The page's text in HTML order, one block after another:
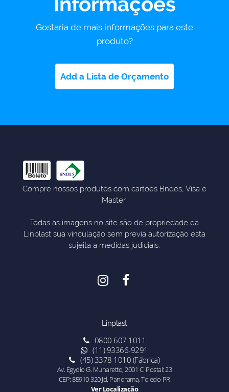
Gostaria de mais informações para este
produto?
Add a Lista de Orçamento
Compre nossos produtos com cartões Bndes, Visa e
Master.
Todas as imagens no site são de propriedade da
Linplast sua vinculação sem previa autorização esta
sujeita a medidas judiciais.
Linplast
0800 607 1011
(11) 93366-9291
(45) 3378 1010 (Fábrica)
Av. Egydio G. Munaretto, 2001 C. Postal: 23
CEP: 85910-320 Jd. Panorama, Toledo-PR
Ver Localização